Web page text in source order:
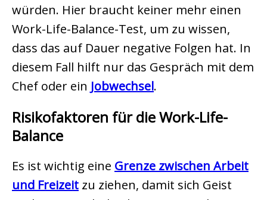
würden. Hier braucht keiner mehr einen
Work-Life-Balance-Test, um zu wissen,
dass das auf Dauer negative Folgen hat. In
diesem Fall hilft nur das Gespräch mit dem
Chef oder ein Jobwechsel.
Risikofaktoren für die Work-Life-
Balance
Es ist wichtig eine Grenze zwischen Arbeit
und Freizeit zu ziehen, damit sich Geist